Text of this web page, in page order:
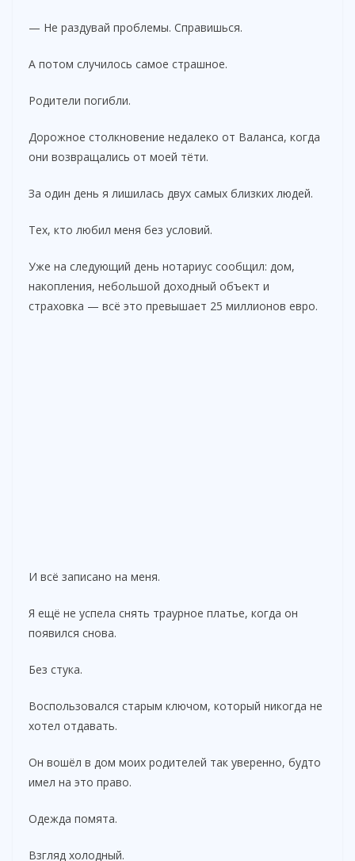
— Не раздувай проблемы. Справишься.
А потом случилось самое страшное.
Родители погибли.
Дорожное столкновение недалеко от Валанса, когда
они возвращались от моей тёти.
За один день я лишилась двух самых близких людей.
Тех, кто любил меня без условий.
Уже на следующий день нотариус сообщил: дом,
накопления, небольшой доходный объект и
страховка — всё это превышает 25 миллионов евро.
И всё записано на меня.
Я ещё не успела снять траурное платье, когда он
появился снова.
Без стука.
Воспользовался старым ключом, который никогда не
хотел отдавать.
Он вошёл в дом моих родителей так уверенно, будто
имел на это право.
Одежда помята.
Взгляд холодный.